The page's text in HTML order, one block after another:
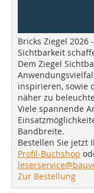
Bricks Ziegel 2026 -
Sichtbarkeit
Dem Ziegel
inspirieren, sowie
näher zu
Viele spannende
Bandbreite.
Bestellen Sie jetzt
Profil-Buchshop
Zur Bestellung